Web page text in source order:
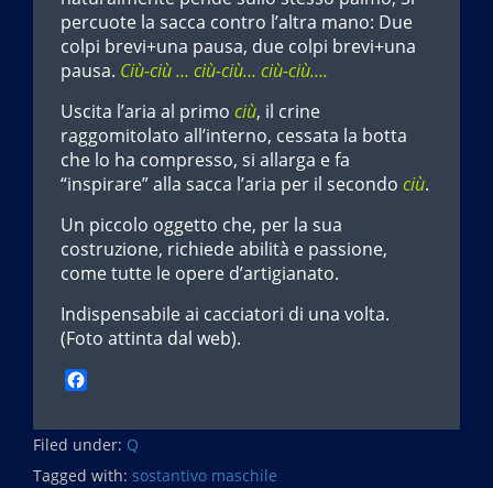
percuote la sacca contro l’altra mano: Due
colpi brevi+una pausa, due colpi brevi+una
pausa. Ciù-ciù … ciù-ciù… ciù-ciù….
Uscita l’aria al primo ciù, il crine
raggomitolato all’interno, cessata la botta
che lo ha compresso, si allarga e fa
“inspirare” alla sacca l’aria per il secondo ciù.
Un piccolo oggetto che, per la sua
costruzione, richiede abilità e passione,
come tutte le opere d’artigianato.
Indispensabile ai cacciatori di una volta.
(Foto attinta dal web).
c
e
b
Filed under: Q
Tagged with: sostantivo maschile